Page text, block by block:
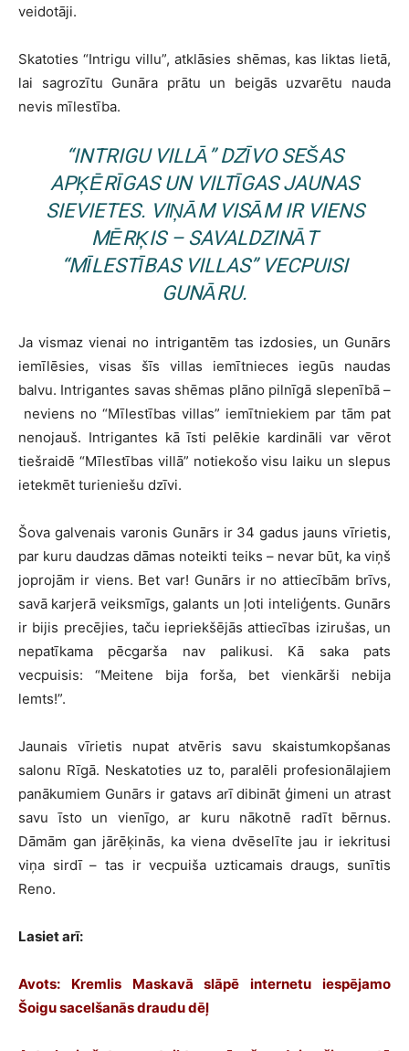
veidotāji.
Skatoties “Intrigu villu”, atklāsies shēmas, kas liktas lietā,
lai sagrozītu Gunāra prātu un beigās uzvarētu nauda
nevis mīlestība.
“INTRIGU VILLĀ” DZĪVO SEŠAS
APĶĒRĪGAS UN VILTĪGAS JAUNAS
SIEVIETES. VIŅĀM VISĀM IR VIENS
MĒRĶIS – SAVALDZINĀT
“MĪLESTĪBAS VILLAS” VECPUISI
GUNĀRU.
Ja vismaz vienai no intrigantēm tas izdosies, un Gunārs
iemīlēsies, visas šīs villas iemītnieces iegūs naudas
balvu. Intrigantes savas shēmas plāno pilnīgā slepenībā –
neviens no “Mīlestības villas” iemītniekiem par tām pat
nenojauš. Intrigantes kā īsti pelēkie kardināli var vērot
tiešraidē “Mīlestības villā” notiekošo visu laiku un slepus
ietekmēt turieniešu dzīvi.
Šova galvenais varonis Gunārs ir 34 gadus jauns vīrietis,
par kuru daudzas dāmas noteikti teiks – nevar būt, ka viņš
joprojām ir viens. Bet var! Gunārs ir no attiecībām brīvs,
savā karjerā veiksmīgs, galants un ļoti inteliģents. Gunārs
ir bijis precējies, taču iepriekšējās attiecības izirušas, un
nepatīkama pēcgarša nav palikusi. Kā saka pats
vecpuisis: “Meitene bija forša, bet vienkārši nebija
lemts!”.
Jaunais vīrietis nupat atvēris savu skaistumkopšanas
salonu Rīgā. Neskatoties uz to, paralēli profesionālajiem
panākumiem Gunārs ir gatavs arī dibināt ģimeni un atrast
savu īsto un vienīgo, ar kuru nākotnē radīt bērnus.
Dāmām gan jārēķinās, ka viena dvēselīte jau ir iekritusi
viņa sirdī – tas ir vecpuiša uzticamais draugs, sunītis
Reno.
Lasiet arī:
Avots: Kremlis Maskavā slāpē internetu iespējamo
Šoigu sacelšanās draudu dēļ